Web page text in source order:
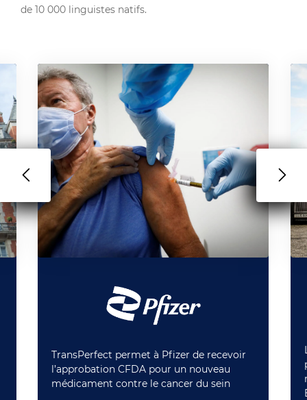
de 10 000 linguistes natifs.
TransPerfect permet à Pfizer de recevoir
l’approbation CFDA pour un nouveau
médicament contre le cancer du sein